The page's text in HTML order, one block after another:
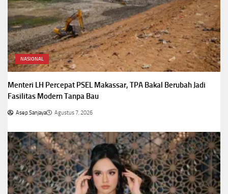
NASIONAL
Menteri LH Percepat PSEL Makassar, TPA Bakal Berubah Jadi
Fasilitas Modern Tanpa Bau
Asep Sanjaya Agustus 7, 2026